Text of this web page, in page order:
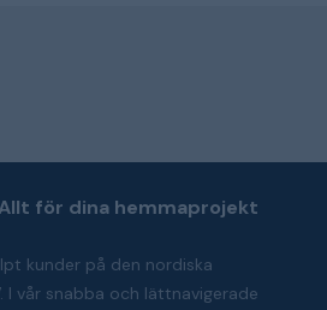
för dina hemmaprojekt
kunder på den nordiska
I vår snabba och lättnavigerade